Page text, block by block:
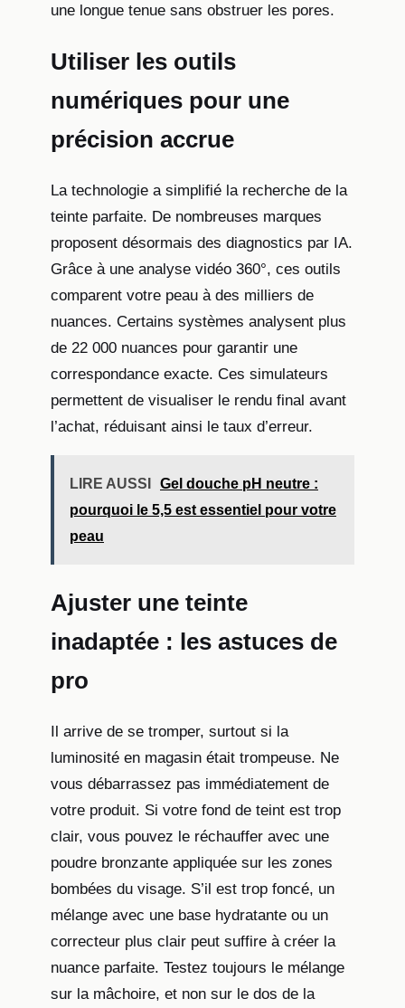
une longue tenue sans obstruer les pores.
Utiliser les outils
numériques pour une
précision accrue
La technologie a simplifié la recherche de la
teinte parfaite. De nombreuses marques
proposent désormais des diagnostics par IA.
Grâce à une analyse vidéo 360°, ces outils
comparent votre peau à des milliers de
nuances. Certains systèmes analysent plus
de 22 000 nuances pour garantir une
correspondance exacte. Ces simulateurs
permettent de visualiser le rendu final avant
l’achat, réduisant ainsi le taux d’erreur.
LIRE AUSSI
Gel douche pH neutre :
pourquoi le 5,5 est essentiel pour votre
peau
Ajuster une teinte
inadaptée : les astuces de
pro
Il arrive de se tromper, surtout si la
luminosité en magasin était trompeuse. Ne
vous débarrassez pas immédiatement de
votre produit. Si votre fond de teint est trop
clair, vous pouvez le réchauffer avec une
poudre bronzante appliquée sur les zones
bombées du visage. S’il est trop foncé, un
mélange avec une base hydratante ou un
correcteur plus clair peut suffire à créer la
nuance parfaite. Testez toujours le mélange
sur la mâchoire, et non sur le dos de la